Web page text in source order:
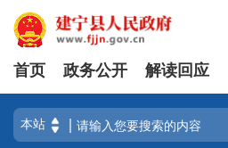
首页 政务公开 解读回应